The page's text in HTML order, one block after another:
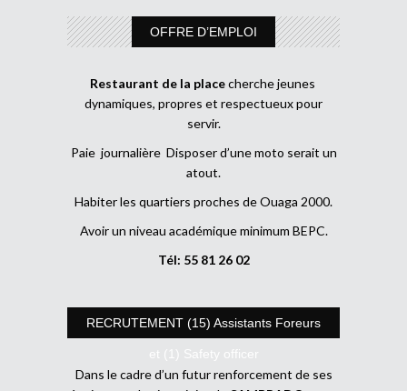
OFFRE D’EMPLOI
Restaurant de la placecherche jeunes
dynamiques, propres et respectueux pour
servir.
Paie journalière Disposer d’une moto serait un
atout.
Habiter les quartiers proches de Ouaga 2000.
Avoir un niveau académique minimum BEPC.
Tél: 55 81 26 02
RECRUTEMENT (15) Assistants Foreurs
et (1) Safety officer
Dans le cadre d’un futur renforcement de ses